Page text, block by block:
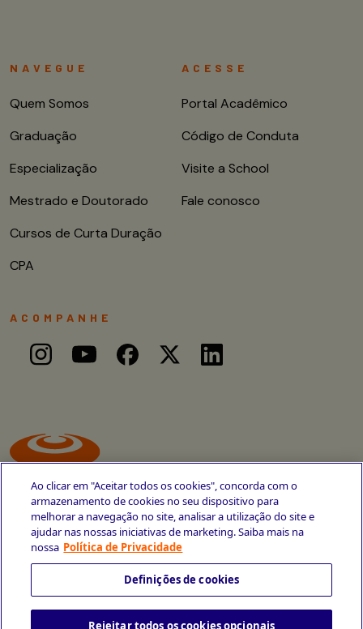
Avenida Cais do Apolo, 77
+55 81 3419-6700
NAVEGUE
Quem Somos
Graduação
Especialização
Mestrado e Doutorado
Cursos de Curta Duração
CPA
ACESSE
Portal Acadêmico
Código de Conduta
Visite a School
Fale conosco
ACOMPANHE
Ao clicar em "Aceitar todos os cookies", concorda com o
armazenamento de cookies no seu dispositivo para
melhorar a navegação no site, analisar a utilização do site e
ajudar nas nossas iniciativas de marketing. Saiba mais na
nossa Política de Privacidade
Definições de cookies
Rejeitar todos os cookies opcionais